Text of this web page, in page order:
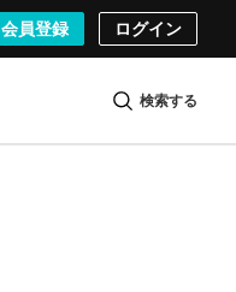
会員登録 ログイン
検索する